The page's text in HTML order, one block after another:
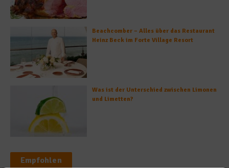
Beachcomber – Alles über das Restaurant
Heinz Beck im Forte Village Resort
Was ist der Unterschied zwischen Limonen
und Limetten?
Empfohlen